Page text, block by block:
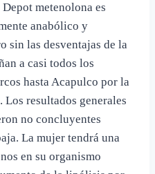
metenolona es
anabólico y
sin las desventajas de la
a casi todos los
hasta Acapulco por la
resultados generales
no concluyentes
La mujer tendrá una
en su organismo